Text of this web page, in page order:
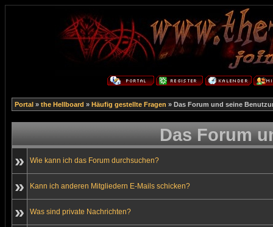
Portal » the Hellboard » Häufig gestellte Fragen » Das Forum und seine
Das Forum
»
Wie kann ich das Forum durchsuchen?
» Kann ich anderen Mitgliedern E-Mails schicken?
» Was sind private Nachrichten?